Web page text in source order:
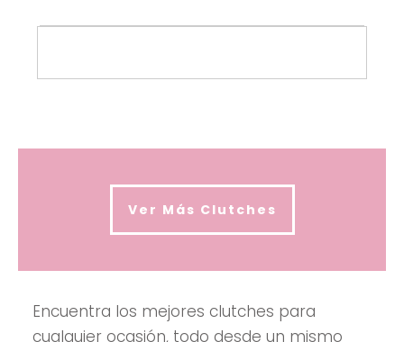
Ver Más Clutches
Encuentra los mejores clutches para
cualquier ocasión, todo desde un mismo